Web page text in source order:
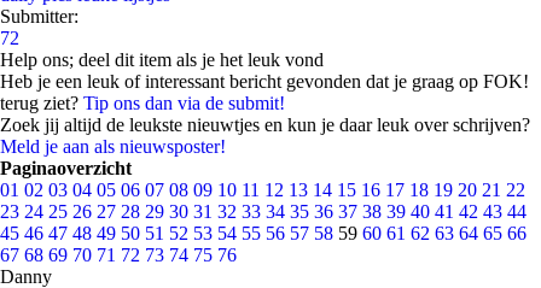
Submitter:
72
Help ons; deel dit item als je het leuk vond
Heb je een leuk of interessant bericht gevonden dat je graag op FOK!
terug ziet? Tip ons dan via de submit!
Zoek jij altijd de leukste nieuwtjes en kun je daar leuk over schrijven?
Meld je aan als nieuwsposter!
Paginaoverzicht
01 02 03 04 05 06 07 08 09 10 11 12 13 14 15 16 17 18 19 20 21 22
23 24 25 26 27 28 29 30 31 32 33 34 35 36 37 38 39 40 41 42 43 44
45 46 47 48 49 50 51 52 53 54 55 56 57 58 59 60 61 62 63 64 65 66
67 68 69 70 71 72 73 74 75 76
Danny